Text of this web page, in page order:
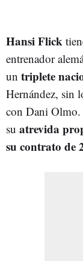
Hansi Flick
entrenador
un triplete
Hernández, sin
con Dani Olmo.
su atrevida
su contrato de